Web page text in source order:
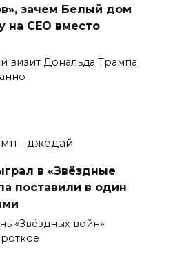
зачем Белый дом
на CEO вместо
визит Дональда Трампа
в «Звёздные
поставили в один
«Звёздных войн»